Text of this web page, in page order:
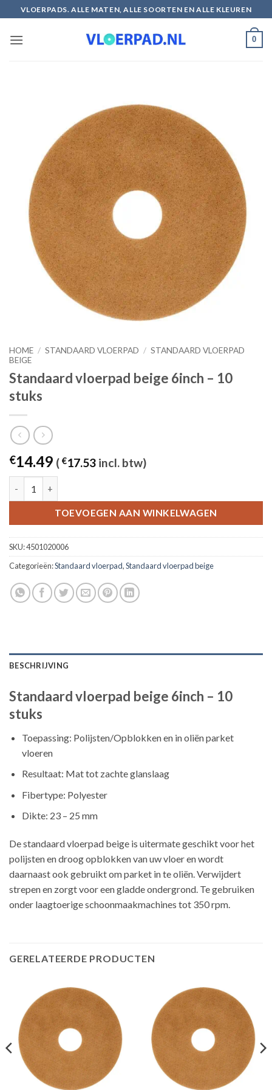
naar
inhoud
VLOERPADS. ALLE MATEN, ALLE SOORTEN EN ALLE KLEUREN
0
HOME / STANDAARD VLOERPAD / STANDAARD VLOERPAD
BEIGE
Standaard vloerpad beige 6inch – 10
stuks
€14.49 ( €17.53 incl. btw)
TOEVOEGEN AAN WINKELWAGEN
SKU:4501020006
Categorieën:Standaard vloerpad,Standaard vloerpad beige
BESCHRIJVING
Standaard vloerpad beige 6inch – 10
stuks
Toepassing: Polijsten/Opblokken en in oliën parket
vloeren
Resultaat: Mat tot zachte glanslaag
Fibertype: Polyester
Dikte: 23 – 25 mm
De standaard vloerpad beige is uitermate geschikt voor het
polijsten en droog opblokken van uw vloer en wordt
daarnaast ook gebruikt om parket in te oliën. Verwijdert
strepen en zorgt voor een gladde ondergrond. Te gebruiken
onder laagtoerige schoonmaakmachines tot 350 rpm.
GERELATEERDE PRODUCTEN